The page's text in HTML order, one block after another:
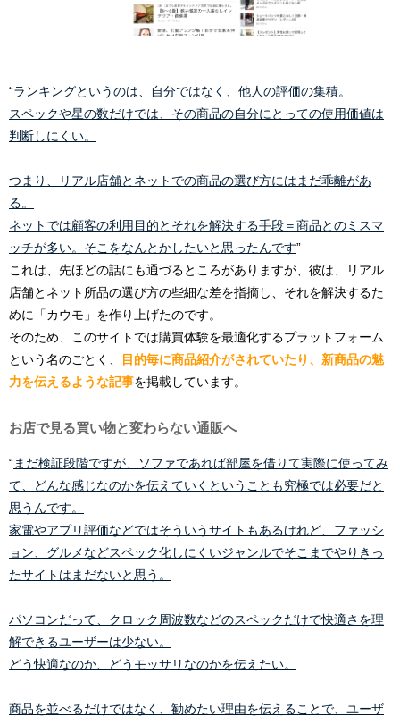
“ランキングというのは、自分ではなく、他人の評価の集積。
スペックや星の数だけでは、その商品の自分にとっての使用価値は
判断しにくい。
つまり、リアル店舗とネットでの商品の選び方にはまだ乖離があ
る。
ネットでは顧客の利用目的とそれを解決する手段＝商品とのミスマ
ッチが多い。そこをなんとかしたいと思ったんです”
これは、先ほどの話にも通づるところがありますが、彼は、リアル
店舗とネット所品の選び方の些細な差を指摘し、それを解決するた
めに「カウモ」を作り上げたのです。
そのため、このサイトでは購買体験を最適化するプラットフォーム
という名のごとく、
目的毎に商品紹介がされていたり、新商品の魅
力を伝えるような記事を掲載しています。
お店で見る買い物と変わらない通販へ
“ まだ検証段階ですが、ソファであれば部屋を借りて実際に使ってみ
て、どんな感じなのかを伝えていくということも究極では必要だと
思うんです。
家電やアプリ評価などではそういうサイトもあるけれど、ファッシ
ョン、グルメなどスペック化しにくいジャンルでそこまでやりきっ
たサイトはまだないと思う。
パソコンだって、クロック周波数などのスペックだけで快適さを理
解できるユーザーは少ない。
どう快適なのか、どうモッサリなのかを伝えたい。
商品を並べるだけではなく、勧めたい理由を伝えることで、ユーザ